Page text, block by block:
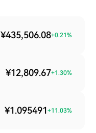
¥435,506.08+0.21%
¥12,809.67+1.30%
¥1.095491 +11.03%